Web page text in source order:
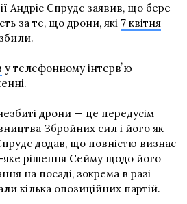
Андріс Спрудс заявив, що бере
за те, що дрони, які 7 квітня
у телефонному інтервʼю
дрони — це передусім
Збройних сил і його як
додав, що повністю визнає
яке рішення Сейму щодо його
на посаді, зокрема в разі
кілька опозиційних партій.